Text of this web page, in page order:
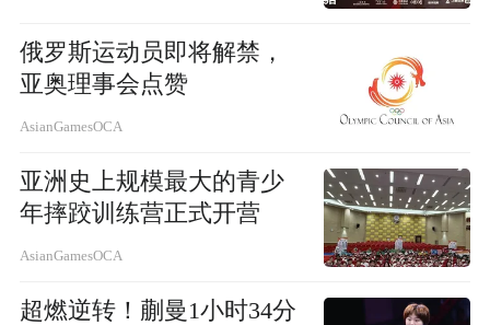
俄罗斯运动员即将解禁，
亚奥理事会点赞
AsianGamesOCA
亚洲史上规模最大的青少
年摔跤训练营正式开营
AsianGamesOCA
超燃逆转！蒯曼1小时34分